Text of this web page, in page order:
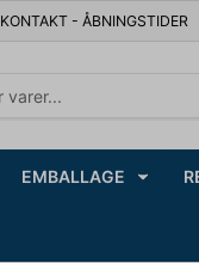
KONTAKT - ÅBNINGSTIDER
EMBALLAGE